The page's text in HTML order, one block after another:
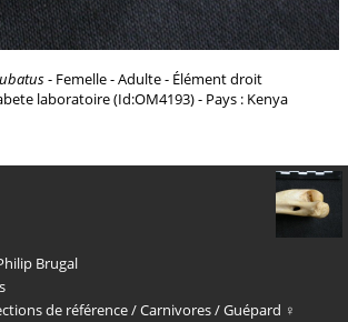
- Femelle - Adulte - Élément droit
laboratoire (Id:OM4193) - Pays : Kenya
Brugal
de référence/Carnivores/Guépard ♀